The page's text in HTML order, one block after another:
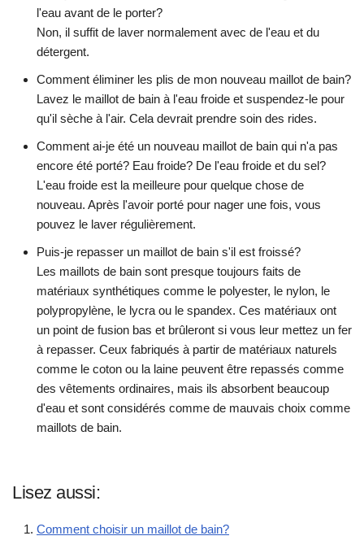
l'eau avant de le porter?
Non, il suffit de laver normalement avec de l'eau et du
détergent.
Comment éliminer les plis de mon nouveau maillot de bain?
Lavez le maillot de bain à l'eau froide et suspendez-le pour
qu'il sèche à l'air. Cela devrait prendre soin des rides.
Comment ai-je été un nouveau maillot de bain qui n'a pas
encore été porté? Eau froide? De l'eau froide et du sel?
L'eau froide est la meilleure pour quelque chose de
nouveau. Après l'avoir porté pour nager une fois, vous
pouvez le laver régulièrement.
Puis-je repasser un maillot de bain s'il est froissé?
Les maillots de bain sont presque toujours faits de
matériaux synthétiques comme le polyester, le nylon, le
polypropylène, le lycra ou le spandex. Ces matériaux ont
un point de fusion bas et brûleront si vous leur mettez un fer
à repasser. Ceux fabriqués à partir de matériaux naturels
comme le coton ou la laine peuvent être repassés comme
des vêtements ordinaires, mais ils absorbent beaucoup
d'eau et sont considérés comme de mauvais choix comme
maillots de bain.
Lisez aussi:
Comment choisir un maillot de bain?